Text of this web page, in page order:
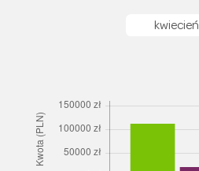
kwiecień